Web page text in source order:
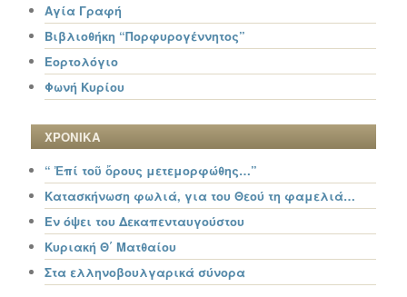
Αγία Γραφή
Βιβλιοθήκη “Πορφυρογέννητος”
Εορτολόγιο
Φωνή Κυρίου
ΧΡΟΝΙΚΑ
“ Ἐπί τοῦ ὄρους μετεμορφώθης…”
Κατασκήνωση φωλιά, για του Θεού τη φαμελιά…
Εν όψει του Δεκαπενταυγούστου
Κυριακή Θ΄ Ματθαίου
Στα ελληνοβουλγαρικά σύνορα